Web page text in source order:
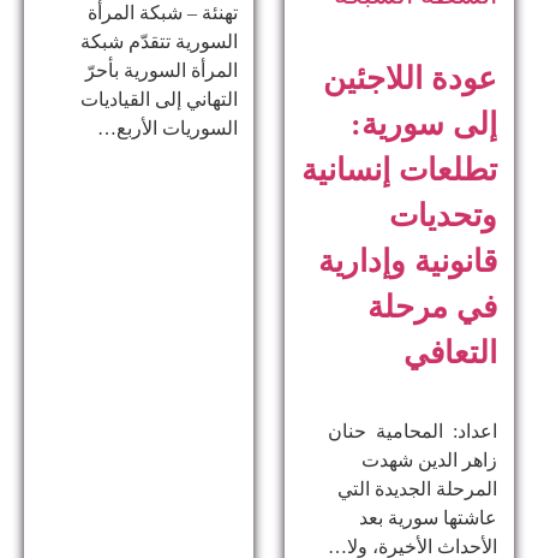
عودة اللاجئين
إلى سورية:
تطلعات إنسانية
وتحديات
قانونية وإدارية
في مرحلة
التعافي
اعداد: المحامية حنان
زاهر الدين ​شهدت
المرحلة الجديدة التي
عاشتها سورية بعد
الأحداث الأخيرة، ولا…
تهنئة – شبكة المرأة
السورية تتقدّم شبكة
المرأة السورية بأحرّ
التهاني إلى القياديات
السوريات الأربع…